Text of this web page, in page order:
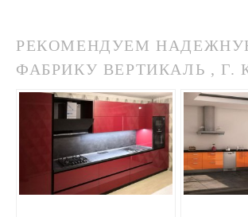
РЕКОМЕНДУЕМ
ФАБРИКУ ВЕРТИКАЛЬ , Г.